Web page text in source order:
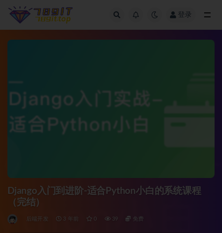
登录
Django入门到进阶-适合Python小白的系统课程
（完结）
后端开发 3 年前 0 39 免费